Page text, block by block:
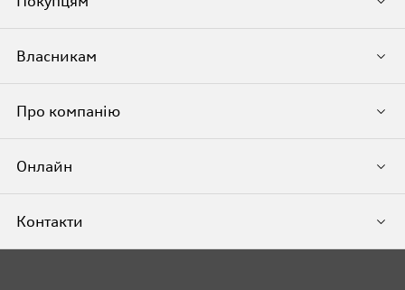
Власникам
Про компанію
Онлайн
Контакти